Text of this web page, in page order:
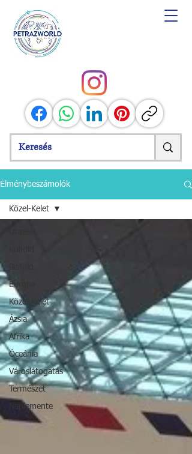
Élménybeszámolók
Európa
Közel-Kelet
Ázsia
Afrika
Óceánia
Városlátogatás
Természet
Naplemente
Közel-Kelet